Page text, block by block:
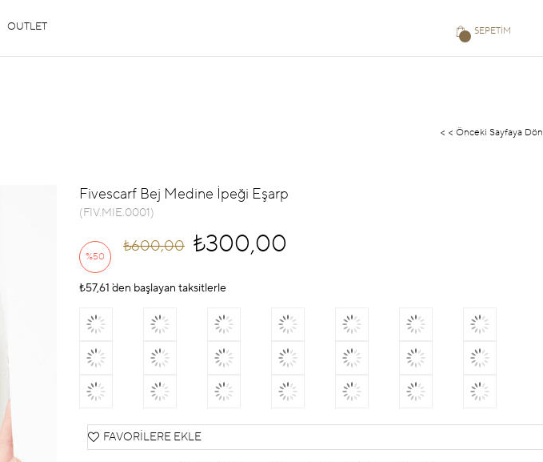
SEPETIM
OUTLET
< < Önceki Sayfaya Dön
Fivescarf Bej Medine İpeği Eşarp
(FIV.MIE.0001)
%50
İndirim
₺600,00 ₺300,00
₺57,61 `den başlayan taksitlerle
FAVORILERE EKLE